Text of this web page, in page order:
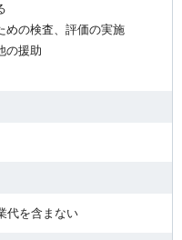
めの検査、評価の実施
の援助
代を含まない